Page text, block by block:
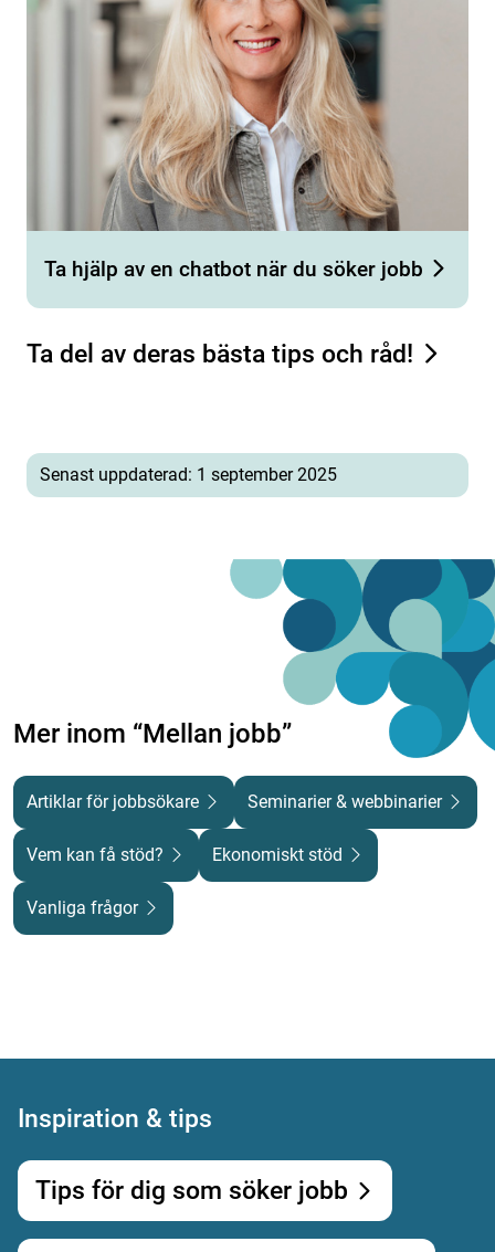
Ta hjälp av en chatbot när du söker jobb
Ta del av deras bästa tips och råd!
Senast uppdaterad: 1 september 2025
Mer inom “Mellan jobb”
Artiklar för jobbsökare Seminarier & webbinarier
Vem kan få stöd? Ekonomiskt stöd
Vanliga frågor
Inspiration & tips
Tips för dig som söker jobb